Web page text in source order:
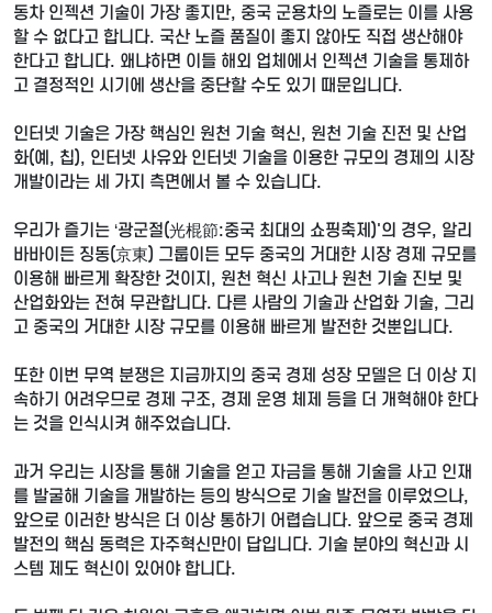
동차 인젝션 기술이 가장 좋지만, 중국 군용차의 노즐로는 이를 사용
할 수 없다고 합니다. 국산 노즐 품질이 좋지 않아도 직접 생산해야
한다고 합니다. 왜냐하면 이들 해외 업체에서 인젝션 기술을 통제하
고 결정적인 시기에 생산을 중단할 수도 있기 때문입니다.
인터넷 기술은 가장 핵심인 원천 기술 혁신, 원천 기술 진전 및 산업
화(예, 칩), 인터넷 사유와 인터넷 기술을 이용한 규모의 경제의 시장
개발이라는 세 가지 측면에서 볼 수 있습니다.
우리가 즐기는 ‘광군절(光棍節:중국 최대의 쇼핑축제)'의 경우, 알리
바바이든 징동(京東) 그룹이든 모두 중국의 거대한 시장 경제 규모를
이용해 빠르게 확장한 것이지, 원천 혁신 사고나 원천 기술 진보 및
산업화와는 전혀 무관합니다. 다른 사람의 기술과 산업화 기술, 그리
고 중국의 거대한 시장 규모를 이용해 빠르게 발전한 것뿐입니다.
또한 이번 무역 분쟁은 지금까지의 중국 경제 성장 모델은 더 이상 지
속하기 어려우므로 경제 구조, 경제 운영 체제 등을 더 개혁해야 한다
는 것을 인식시켜 해주었습니다.
과거 우리는 시장을 통해 기술을 얻고 자금을 통해 기술을 사고 인재
를 발굴해 기술을 개발하는 등의 방식으로 기술 발전을 이루었으나,
앞으로 이러한 방식은 더 이상 통하기 어렵습니다. 앞으로 중국 경제
발전의 핵심 동력은 자주혁신만이 답입니다. 기술 분야의 혁신과 시
스템 제도 혁신이 있어야 합니다.